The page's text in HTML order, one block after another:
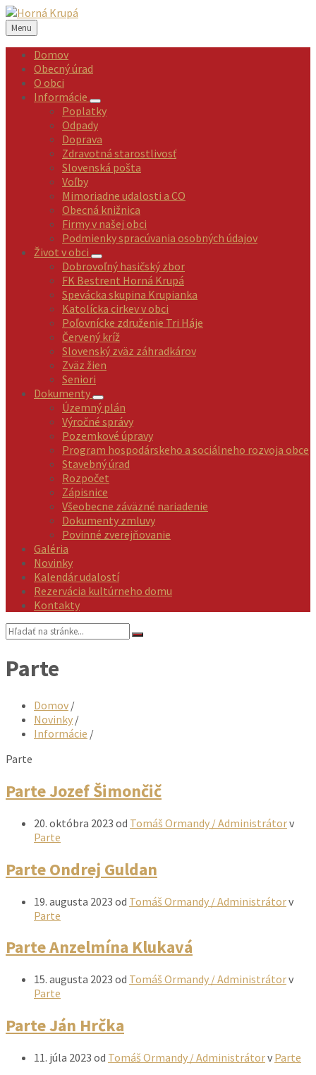
Preskočiť
na
obsah
Preskočiť
na
ľavý
panel
Preskočiť
na
pravý
panel
Preskočiť
na
pätičku
Menu
Domov
Obecný úrad
O obci
Informácie
Poplatky
Odpady
Doprava
Zdravotná starostlivosť
Slovenská pošta
Voľby
Mimoriadne udalosti a CO
Obecná knižnica
Firmy v našej obci
Podmienky spracúvania osobných údajov
Život v obci
Dobrovoľný hasičský zbor
FK Bestrent Horná Krupá
Spevácka skupina Krupianka
Katolícka cirkev v obci
Poľovnícke združenie Tri Háje
Červený kríž
Slovenský zväz záhradkárov
Zväz žien
Seniori
Dokumenty
Územný plán
Výročné správy
Pozemkové úpravy
Program hospodárskeho a sociálneho rozvoja obce
Stavebný úrad
Rozpočet
Zápisnice
Všeobecne záväzné nariadenie
Dokumenty zmluvy
Povinné zverejňovanie
Galéria
Novinky
Kalendár udalostí
Rezervácia kultúrneho domu
Kontakty
Vyhľadávanie:
Parte
Domov /
Novinky /
Informácie /
Parte
Parte Jozef Šimončič
20. októbra 2023 od Tomáš Ormandy / Administrátorv
Parte
Parte Ondrej Guldan
19. augusta 2023 od Tomáš Ormandy / Administrátorv
Parte
Parte Anzelmína Klukavá
15. augusta 2023 od Tomáš Ormandy / Administrátorv
Parte
Parte Ján Hrčka
11. júla 2023 od Tomáš Ormandy / Administrátorv Parte